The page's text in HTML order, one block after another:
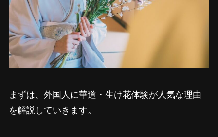
まずは、外国人に華道・生け花体験が人気な理由
を解説していきます。